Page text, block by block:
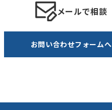
メールで相談
お問い合わせフォームへ